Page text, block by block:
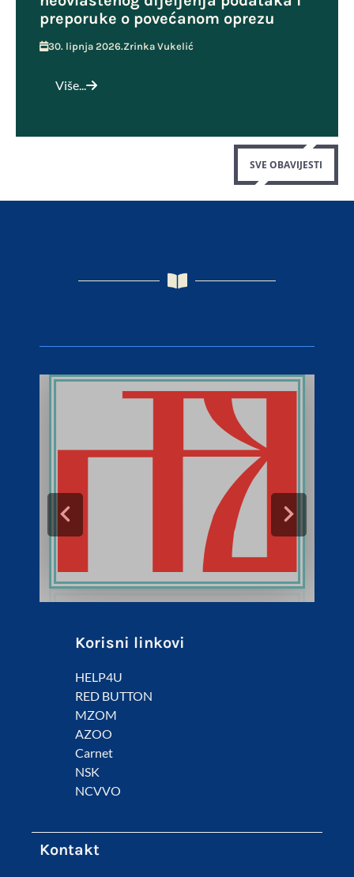
preporuke o povećanom oprezu
30. lipnja 2026.Zrinka Vukelić
Više...
SVE OBAVIJESTI
Korisni linkovi
HELP4U
RED BUTTON
MZOM
AZOO
Carnet
NSK
NCVVO
Kontakt